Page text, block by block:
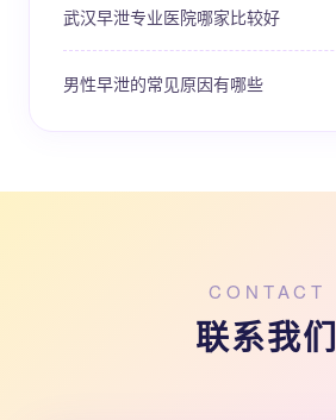
武汉早泄专业医院哪家比较好
男性早泄的常见原因有哪些
CONTACT
联系我们